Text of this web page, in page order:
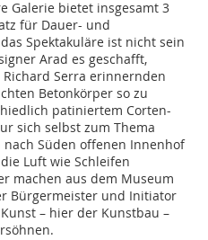
Galerie bietet insgesamt 3
für Dauer- und
Spektakuläre ist nicht sein
Arad es geschafft,
Serra erinnernden
Betonkörper so zu
patiniertem Corten-
sich selbst zum Thema
Süden offenen Innenhof
Luft wie Schleifen
machen aus dem Museum
Bürgermeister und Initiator
– hier der Kunstbau –